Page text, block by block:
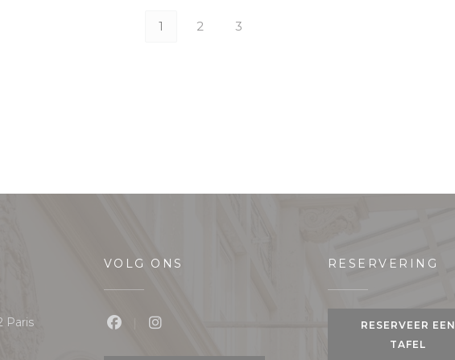
1 2 3
Paris((opent in een nieuw venster))
VOLG ONS
Facebook ((opent in een nieuw venster))
Instagram ((opent in een nieuw venster))
RESERVERING
RESERVEER EEN
TAFEL